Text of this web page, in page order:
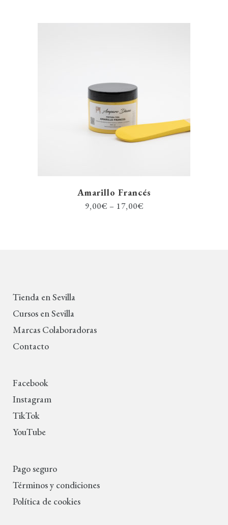
Amarillo Francés
9,00€ – 17,00€
Tienda en Sevilla
Cursos en Sevilla
Marcas Colaboradoras
Contacto
Facebook
Instagram
TikTok
YouTube
Pago seguro
Términos y condiciones
Política de cookies